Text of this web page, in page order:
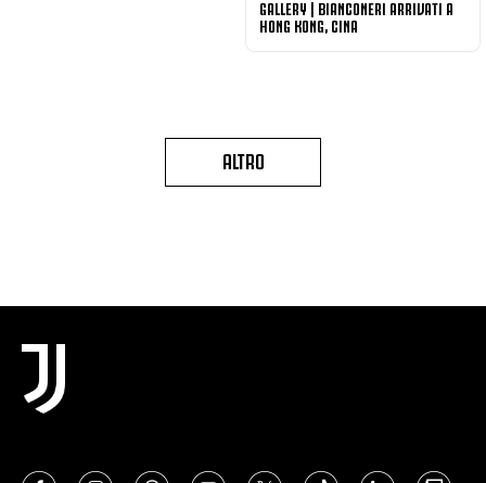
GALLERY | BIANCONERI ARRIVATI A
HONG KONG, CINA
ALTRO